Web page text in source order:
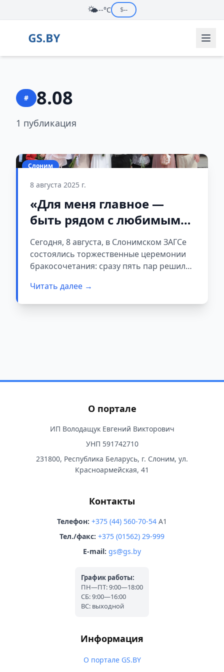
🌤️--°C $--
# 8.08
1 публикация
Слоним
8 августа 2025 г.
«Для меня главное —
быть рядом с любимым
человеком»: в
Слонимском ЗАГСе
проходят торжественные
церемонии в красивую
дату 8.08.2025
Сегодня, 8 августа, в Слонимском ЗАГСе
состоялись торжественные церемонии
бракосочетания: сразу пять пар решили
символичную и красивую дату —
08.08.2025.
Читать далее →
О портале
ИП Володащук Евгений Викторович
УНП 591742710
231800, Республика Беларусь, г. Слоним, ул.
Красноармейская, 41
Контакты
Телефон: +375 (44) 560-70-54 A1
Тел./факс: +375 (01562) 29-999
E-mail: gs@gs.by
График работы:
ПН—ПТ: 9:00—18:00
СБ: 9:00—16:00
ВС: выходной
Информация
О портале GS.BY